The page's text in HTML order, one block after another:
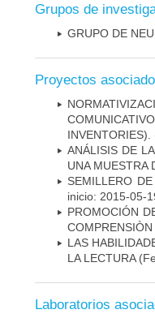
Grupos de
GRUPO DE
Proyectos
INVENTORIES).
ANÁLISIS DE
UNA MUESTRA
SEMILLERO
inicio: 2015-05-
PROMOCIÓN
LAS
LA LECTURA
Laboratorios